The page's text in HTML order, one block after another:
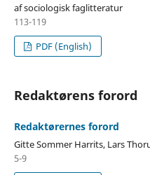
af sociologisk faglitteratur
113-119
PDF (English)
Redaktørens forord
Redaktørernes forord
Gitte Sommer Harrits, Lars
5-9